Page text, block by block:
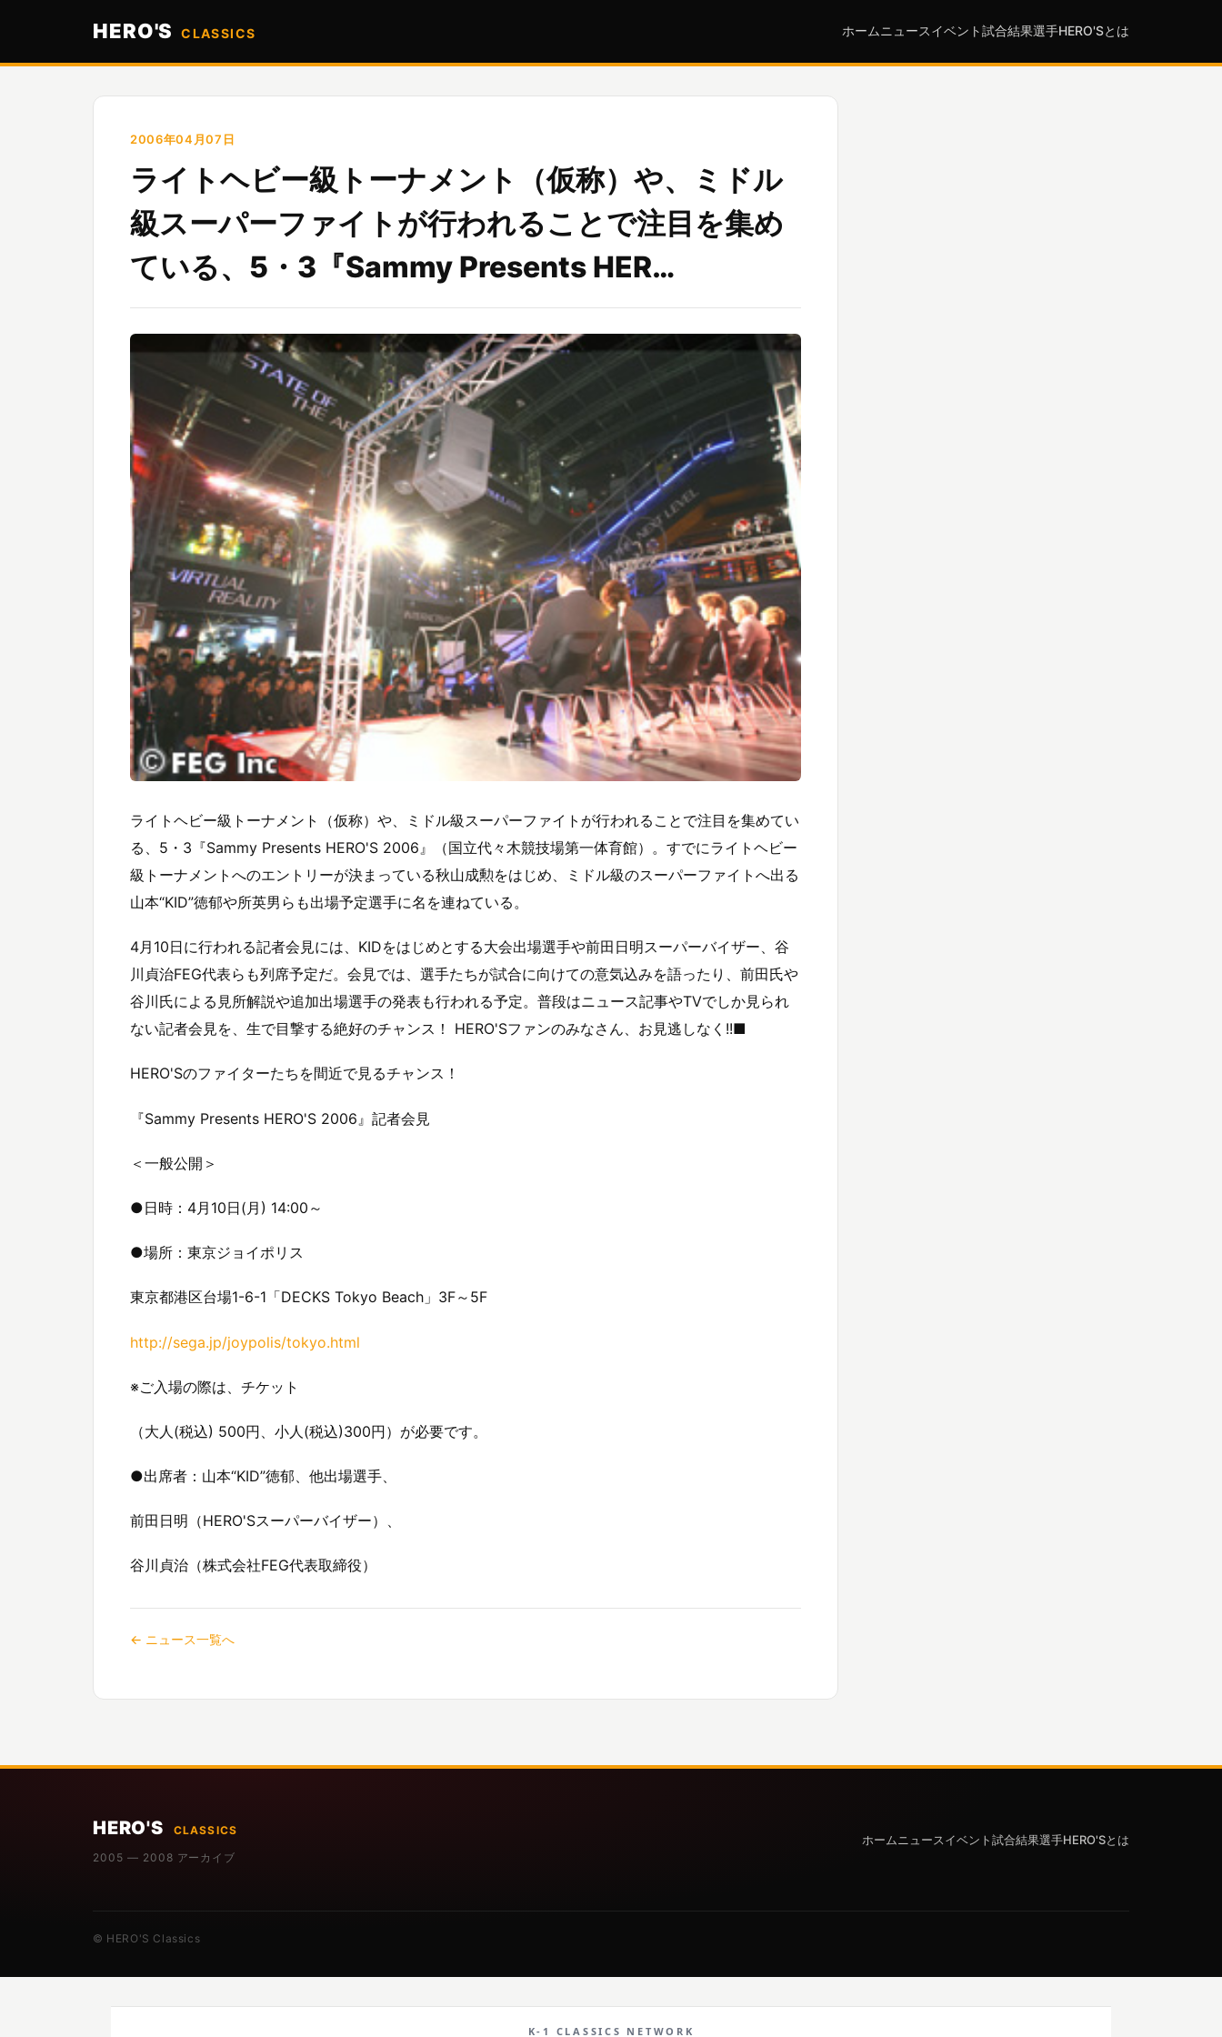
HERO'S CLASSICS ホーム ニュースイベント試合結果選手HERO'Sとは
2006年04月07日
ライトヘビー級トーナメント（仮称）や、ミドル
級スーパーファイトが行われることで注目を集め
ている、5・3『Sammy Presents HER…
ライトヘビー級トーナメント（仮称）や、ミドル級スーパーファイトが行われることで注目を集めてい
る、5・3『Sammy Presents HERO'S 2006』（国立代々木競技場第一体育館）。すでにライトヘビー
級トーナメントへのエントリーが決まっている秋山成勲をはじめ、ミドル級のスーパーファイトへ出る
山本“KID”徳郁や所英男らも出場予定選手に名を連ねている。
4月10日に行われる記者会見には、KIDをはじめとする大会出場選手や前田日明スーパーバイザー、谷
川貞治FEG代表らも列席予定だ。会見では、選手たちが試合に向けての意気込みを語ったり、前田氏や
谷川氏による見所解説や追加出場選手の発表も行われる予定。普段はニュース記事やTVでしか見られ
ない記者会見を、生で目撃する絶好のチャンス！ HERO'Sファンのみなさん、お見逃しなく!!■
HERO'Sのファイターたちを間近で見るチャンス！
『Sammy Presents HERO'S 2006』記者会見
＜一般公開＞
●日時：4月10日(月) 14:00～
●場所：東京ジョイポリス
東京都港区台場1-6-1「DECKS Tokyo Beach」3F～5F
http://sega.jp/joypolis/tokyo.html
※ご入場の際は、チケット
（大人(税込) 500円、小人(税込)300円）が必要です。
●出席者：山本“KID”徳郁、他出場選手、
前田日明（HERO'Sスーパーバイザー）、
谷川貞治（株式会社FEG代表取締役）
← ニュース一覧へ
HERO'S
CLASSICS
2005 — 2008 アーカイブ
ホームニュースイベント試合結果選手HERO'Sとは
© HERO'S Classics
K-1 CLASSICS NETWORK